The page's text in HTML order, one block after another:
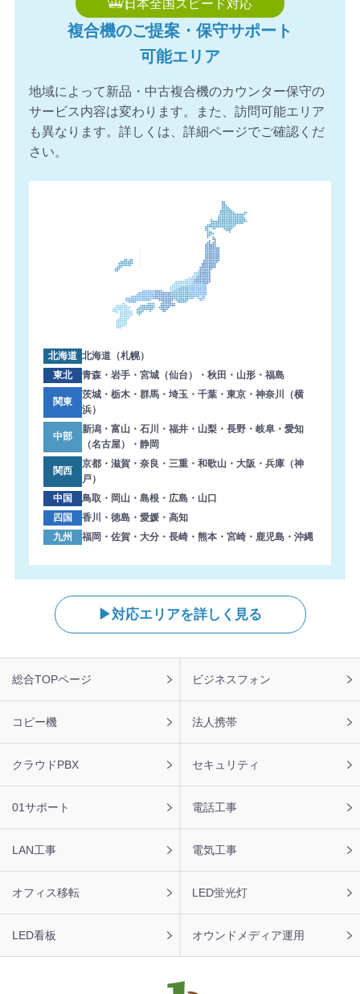
【福岡県】複合機 FUJIFILM 導入のお問い合わせを頂きま
した。ありがとうございます。
した。ありがとうございます。
2026年8月7日 14:26
【愛知県】コピー機 FUJIFILM 導入のお問い合わせを頂き
ました。ありがとうございます。
2026年8月7日 14:17
【神奈川県】複合機 SHARP 導入のお問い合わせを頂きま
【愛媛県】複合機 RICOH 導入のお問い合わせを頂きまし
た。ありがとうございます。
2026年8月7日 13:38
【徳島県】複合機 KONICA MINOLTA 導入のお問い合わせ
を頂きました。ありがとうございます。
2026年8月7日 13:27
【岐阜県】コピー機 RICOH 導入のお問い合わせを頂きま
した。ありがとうございます。
2026年8月7日 12:59
【東京都】コピー機 Canon 導入のお問い合わせを頂きま
した。ありがとうございます。
2026年8月7日 12:47
【神奈川県】複合機 RICOH 導入のお問い合わせを頂きま
した。ありがとうございます。
2026年8月7日 11:57
【神奈川県】コピー機 RICOH 導入のお問い合わせを頂き
ました。ありがとうございます。
2026年8月7日 11:48
した。ありがとうございます。
2026年8月7日 10:59
【大阪府】コピー機 RICOH 導入のお問い合わせを頂きま
した。ありがとうございます。
日本全国スピード対応
複合機のご提案・保守サポート
可能エリア
地域によって新品・中古複合機のカウンター保守の
サービス内容は変わります。また、訪問可能エリア
も異なります。詳しくは、詳細ページでご確認くだ
さい。
北海道 北海道（札幌）
東北
青森・岩手・宮城（仙台）・秋田・山形・福島
関東
茨城・栃木・群馬・埼玉・千葉・東京・神奈川（横
浜）
中部
新潟・富山・石川・福井・山梨・長野・岐阜・愛知
（名古屋）・静岡
関西
京都・滋賀・奈良・三重・和歌山・大阪・兵庫（神
戸）
中国
鳥取・岡山・島根・広島・山口
四国
香川・徳島・愛媛・高知
九州
福岡・佐賀・大分・長崎・熊本・宮崎・鹿児島・沖縄
対応エリアを詳しく見る
ッ
タ
総合TOPページ ビジネスフォン
コピー機 法人携帯
クラウドPBX セキュリティ
01サポート 電話工事
LAN工事 電気工事
オフィス移転 LED蛍光灯
LED看板 オウンドメディア運用